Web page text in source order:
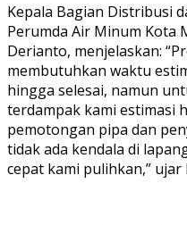
Kepala Bagian Distribusi
Perumda Air Minum Kota
Derianto, menjelaskan:
membutuhkan waktu
hingga selesai, namun
terdampak kami estimasi
pemotongan pipa dan
tidak ada kendala di
cepat kami pulihkan,” ujar